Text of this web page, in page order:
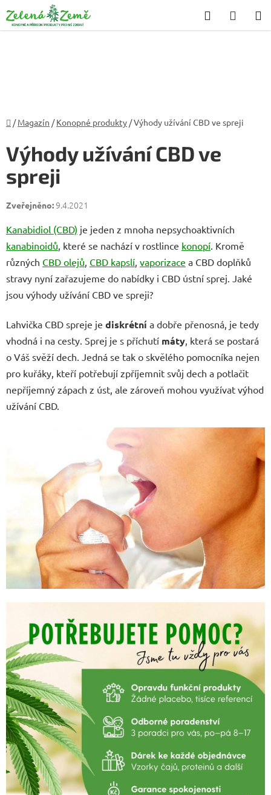
na
obsah
Hledat
KOŠÍK
Domů
/ Magazín / Konopné produkty /Výhody užívání CBD ve spreji
Výhody užívání CBD ve
spreji
9.4.2021
Kanabidiol (CBD) je jeden z mnoha nepsychoaktivních
kanabinoidů , které se nachází v rostlince konopí . Kromě
různých CBD olejů CBD kapslí vaporizace a CBD doplňků
stravy nyní zařazujeme do nabídky i CBD ústní sprej. Jaké
jsou výhody užívání CBD ve spreji?
Lahvička CBD spreje je diskrétní a dobře přenosná, je tedy
vhodná i na cesty. Sprej je s příchutí máty , která se postará
o Váš svěží dech. Jedná se tak o skvělého pomocníka nejen
pro kuřáky, kteří potřebují zpříjemnit svůj dech a potlačit
nepříjemný zápach z úst, ale zároveň mohou využívat výhod
užívání CBD.